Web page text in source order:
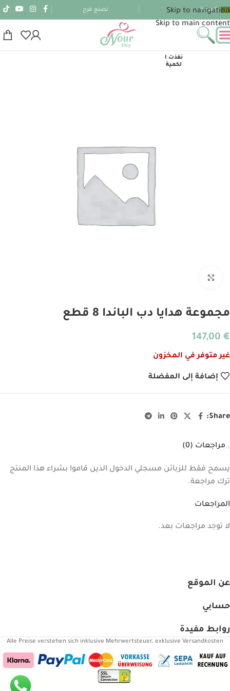
Skip to navigation
Skip to main content
العربية نصنع فرح
نفذت ا
لكمية
مجموعة هدايا دب الباندا 8 قطع
147,00 €
غير متوفر في المخزون
إضافة إلى المفضلة
Share:
مراجعات (0)
المراجعات
لا توجد مراجعات بعد.
يسمح فقط للزبائن مسجلي الدخول الذين قاموا بشراء هذا المنتج
ترك مراجعة.
عن الموقع
حسابي
روابط مفيدة
Alle Preise verstehen sich inklusive Mehrwertsteuer, exklusive Versandkosten